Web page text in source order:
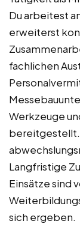
Du arbeitest
erweiterst
fachlichen
Werkzeuge
Langfristige
Einsätze sind
sich ergeben.